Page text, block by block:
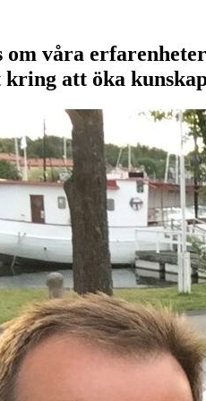
om våra
kring att öka